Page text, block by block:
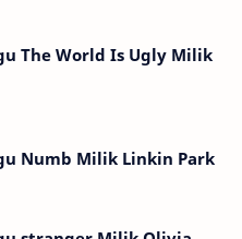
The World Is Ugly Milik
Numb Milik Linkin Park